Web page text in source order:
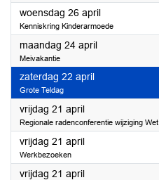
woensdag 26 april2023
Kenniskring Kinderarmoede
maandag 24 april2023
Meivakantie
zaterdag 22 april2023
Grote Teldag
vrijdag 21 april2023
Regionale radenconferentie wijziging
vrijdag 21 april2023
Werkbezoeken
vrijdag 21 april2023